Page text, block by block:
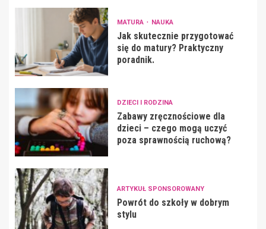
MATURA NAUKA
Jak skutecznie przygotować
się do matury? Praktyczny
poradnik.
DZIECI I RODZINA
Zabawy zręcznościowe dla
dzieci – czego mogą uczyć
poza sprawnością ruchową?
ARTYKUŁ SPONSOROWANY
Powrót do szkoły w dobrym
stylu